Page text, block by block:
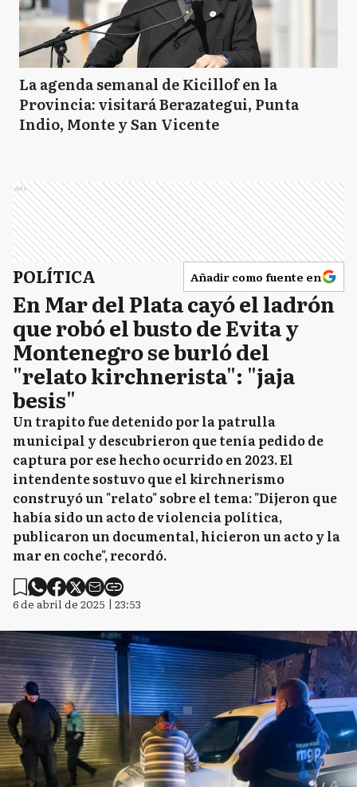
La agenda semanal de Kicillof en la
Provincia: visitará Berazategui, Punta
Indio, Monte y San Vicente
Ads
POLÍTICA Añadir como fuente en
En Mar del Plata cayó el ladrón
que robó el busto de Evita y
Montenegro se burló del
"relato kirchnerista": "jaja
besis"
Un trapito fue detenido por la patrulla
municipal y descubrieron que tenía pedido de
captura por ese hecho ocurrido en 2023. El
intendente sostuvo que el kirchnerismo
construyó un "relato" sobre el tema: "Dijeron que
había sido un acto de violencia política,
publicaron un documental, hicieron un acto y la
mar en coche", recordó.
6 de abril de 2025 | 23:53